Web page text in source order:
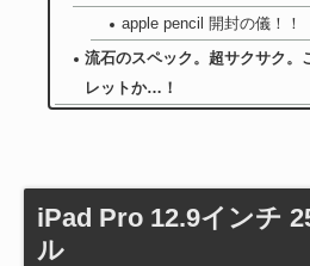
apple pencil 開封の儀！！
流石のスペック。超サクサク。
レットか…！
iPad Pro 12.9インチ
ル